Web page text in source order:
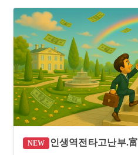
NEW 인생역전 타고난 부.富